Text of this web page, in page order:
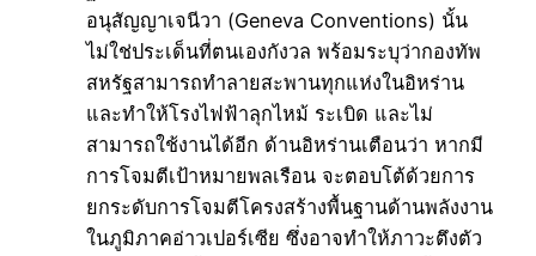
อนุสัญญาเจนีวา (Geneva Conventions) นั้น
ไม่ใช่ประเด็นที่ตนเองกังวล พร้อมระบุว่ากองทัพ
สหรัฐสามารถทำลายสะพานทุกแห่งในอิหร่าน
และทำให้โรงไฟฟ้าลุกไหม้ ระเบิด และไม่
สามารถใช้งานได้อีก ด้านอิหร่านเตือนว่า หากมี
การโจมตีเป้าหมายพลเรือน จะตอบโต้ด้วยการ
ยกระดับการโจมตีโครงสร้างพื้นฐานด้านพลังงาน
ในภูมิภาคอ่าวเปอร์เซีย ซึ่งอาจทำให้ภาวะตึงตัว